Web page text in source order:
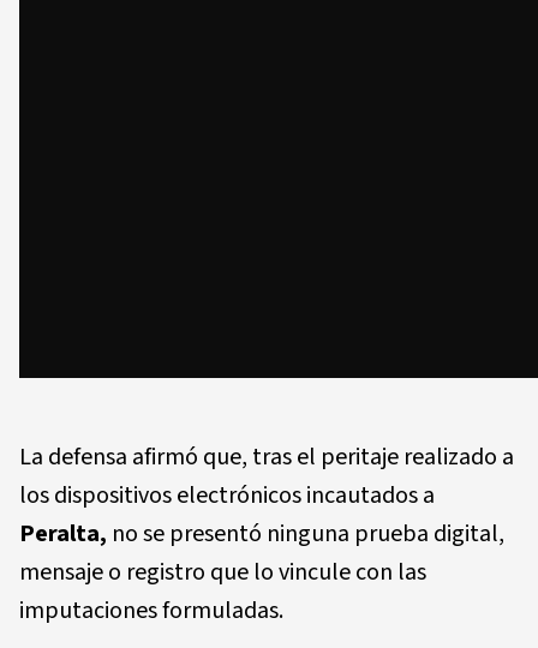
La defensa afirmó que, tras el peritaje realizado a
los dispositivos electrónicos incautados a
Peralta, no se presentó ninguna prueba digital,
mensaje o registro que lo vincule con las
imputaciones formuladas.